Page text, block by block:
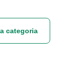
categoria